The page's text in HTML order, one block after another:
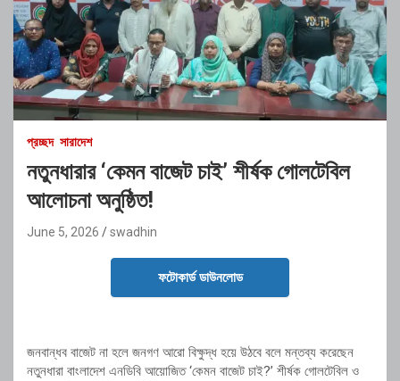
প্রচ্ছদ সারাদেশ
নতুনধারার ‘কেমন বাজেট চাই’ শীর্ষক গোলটেবিল
আলোচনা অনুষ্ঠিত!
June 5, 2026 swadhin
ফটোকার্ড ডাউনলোড
জনবান্ধব বাজেট না হলে জনগণ আরো বিক্ষুদ্ধ হয়ে উঠবে বলে মন্তব্য করেছেন
নতুনধারা বাংলাদেশ এনডিবি আয়োজিত ‘কেমন বাজেট চাই?’ শীর্ষক গোলটেবিল ও